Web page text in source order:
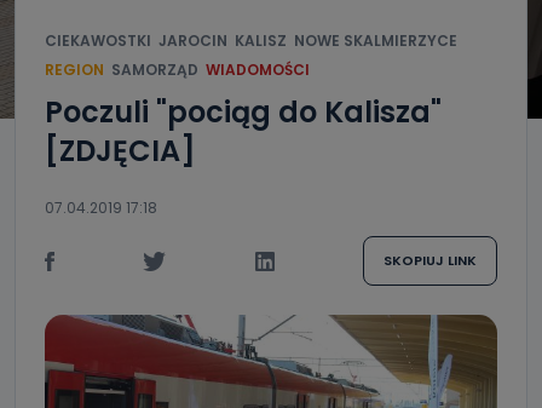
CIEKAWOSTKI JAROCIN KALISZ NOWE SKALMIERZYCE
REGION SAMORZĄD WIADOMOŚCI
Poczuli "pociąg do Kalisza"
[ZDJĘCIA]
07.04.2019 17:18
SKOPIUJ LINK